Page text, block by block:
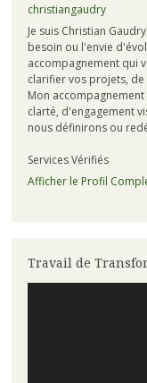
christiangaudry
Je suis Christian
besoin ou l'envie
accompagnement qui
clarifier vos projets,
Mon
clarté, d'engagement
nous définirons ou
Services Vérifiés
Afficher le Profil
Travail de